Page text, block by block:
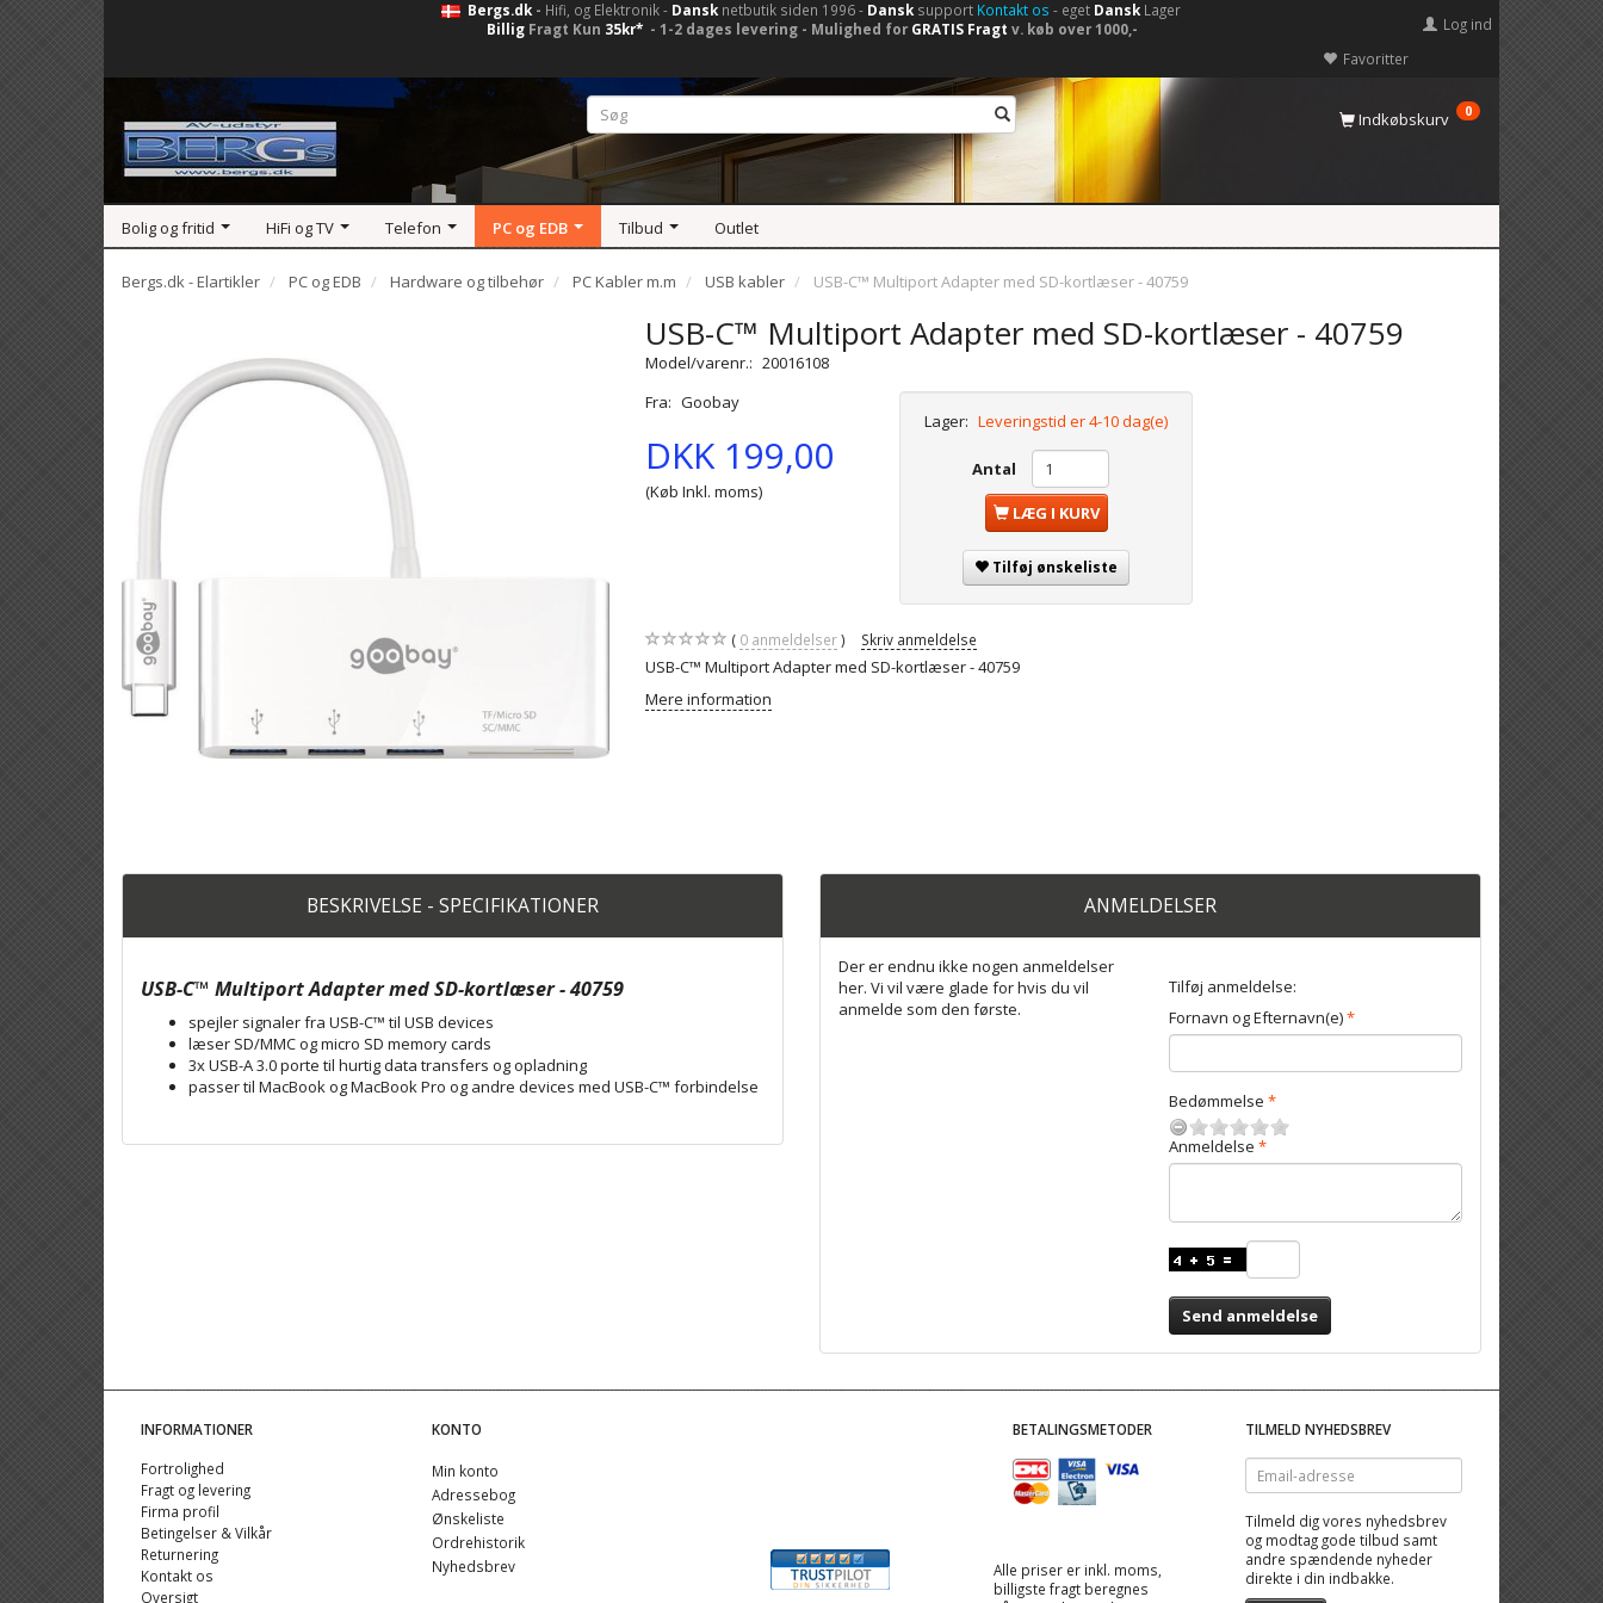
Bergs.dk- Hifi, og Elektronik - Dansknetbutik siden 1996 - Dansksupport Kontakt os - eget DanskLager
Billig Fragt Kun 35kr* - 1-2 dages levering - Mulighed for GRATIS Fragt v. køb over 1000,-
Favoritter
Log ind
Indkøbskurv 0
Bolig og fritid HiFi og TV Telefon PC og EDB Tilbud Outlet
Bergs.dk - Elartikler PC og EDB Hardware og tilbehør PC Kabler m.m USB kabler USB-C™ Multiport Adapter med SD-kortlæser - 40759
USB-C™ Multiport Adapter med SD-kortlæser - 40759
Model/varenr.: 20016108
Fra: Goobay
DKK 199,00
(Køb Inkl. moms)
Lager: Leveringstid er 4-10 dag(e)
Antal
LÆG I KURV
Tilføj ønskeliste
0anmeldelser Skriv anmeldelse
USB-C™ Multiport Adapter med SD-kortlæser - 40759
Mere information
BESKRIVELSE - SPECIFIKATIONER
USB-C™ Multiport Adapter med SD-kortlæser - 40759
spejler signaler fra USB-C™ til USB devices
læser SD/MMC og micro SD memory cards
3x USB-A 3.0 porte til hurtig data transfers og opladning
passer til MacBook og MacBook Pro og andre devices med USB-C™ forbindelse
ANMELDELSER
Der er endnu ikke nogen anmeldelser
her. Vi vil være glade for hvis du vil
anmelde som den første.
Tilføj anmeldelse:
Fornavn og Efternavn(e)
Bedømmelse
Anmeldelse
Send anmeldelse
INFORMATIONER
Fortrolighed
Fragt og levering
Firma profil
Betingelser & Vilkår
Returnering
Kontakt os
Oversigt
KONTO
Min konto
Adressebog
Ønskeliste
Ordrehistorik
Nyhedsbrev
BETALINGSMETODER
Alle priser er inkl. moms,
billigste fragt beregnes
TILMELD NYHEDSBREV
Email-
adresse
Tilmeld dig vores nyhedsbrev
og modtag gode tilbud samt
andre spændende nyheder
direkte i din indbakke.